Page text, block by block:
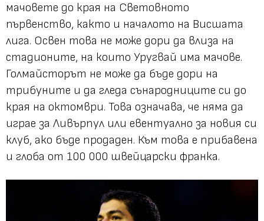
мачовете до края на Световното
първенство, както и началото на Висшата
лига. Освен това не може дори да влиза на
стадионите, на които Уругвай има мачове.
Голмайсторът не може да бъде дори на
трибуните и да гледа сънародниците си до
края на октомври. Това означава, че няма да
играе за Ливърпул или евентуално за новия си
клуб, ако бъде продаден. Към това е прибавена
и глоба от 100 000 швейцарски франка.